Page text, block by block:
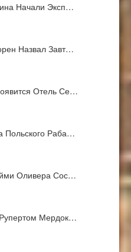
Начали Эксп…
Назвал Завт…
Отель Се…
Польского Раба…
Оливера Сос…
Мердок…